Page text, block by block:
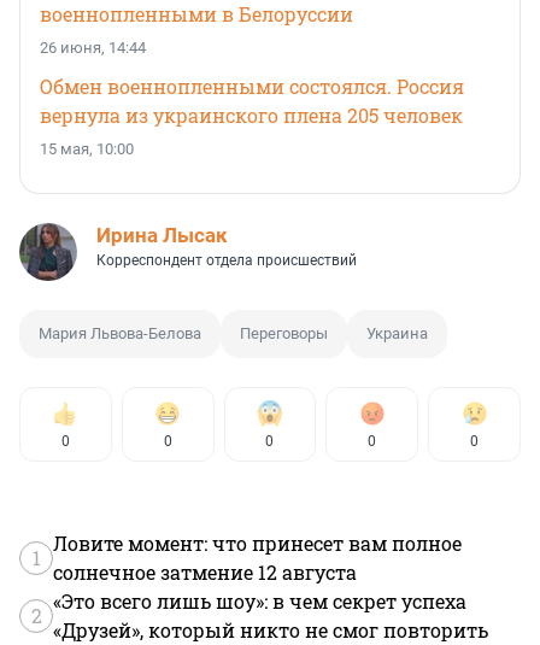
военнопленными в Белоруссии
26 июня, 14:44
Обмен военнопленными состоялся. Россия
вернула из украинского плена 205 человек
15 мая, 10:00
Ирина Лысак
Корреспондент отдела происшествий
Мария Львова-Белова Переговоры Украина
0 0 0 0 0
1
Ловите момент: что принесет вам полное
солнечное затмение 12 августа
2
«Это всего лишь шоу»: в чем секрет успеха
«Друзей», который никто не смог повторить